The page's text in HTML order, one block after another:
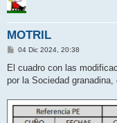
MOTRIL
M
n
a
e
04 Dic 2024, 20:38
El cuadro con las
por la Sociedad granadina,